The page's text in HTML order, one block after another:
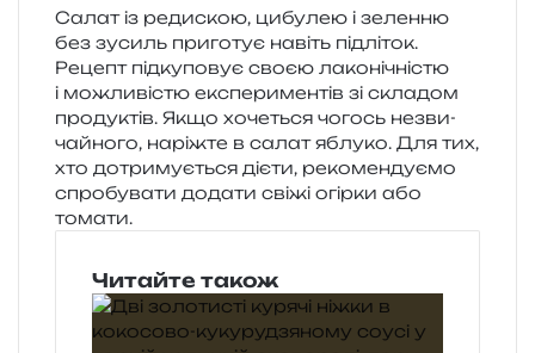
Салат із реди­скою, цибу­лею і зелен­ню
без зусиль при­го­тує навіть під­лі­ток.
Рецепт під­ку­по­вує своєю лако­ні­чні­стю
і можли­ві­стю екс­пе­ри­мен­тів зі скла­дом
про­ду­ктів. Якщо хоче­ться чогось незви­
чай­но­го, наріж­те в салат яблу­ко. Для тих,
хто дотри­му­є­ться дієти, реко­мен­ду­є­мо
спро­бу­ва­ти дода­ти свіжі огір­ки або
томати.
Читайте також